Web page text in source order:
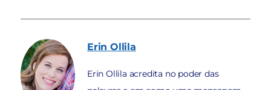
Erin Ollila
Erin Ollila acredita no poder das